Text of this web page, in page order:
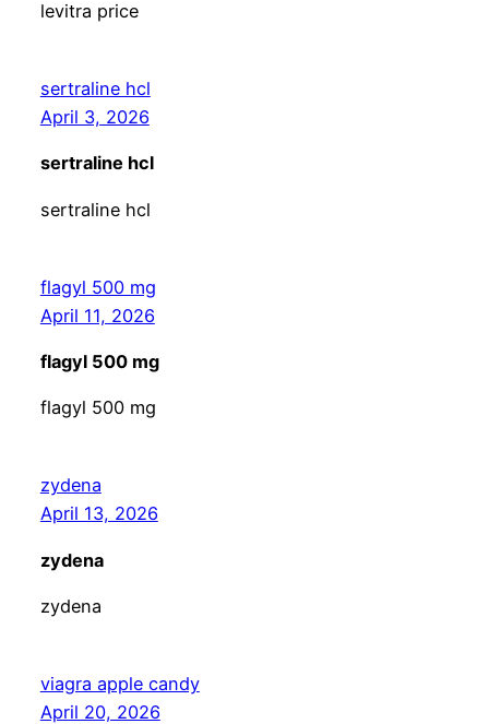
levitra price
sertraline hcl
April 3, 2026
sertraline hcl
sertraline hcl
flagyl 500 mg
April 11, 2026
flagyl 500 mg
flagyl 500 mg
zydena
April 13, 2026
zydena
zydena
viagra apple candy
April 20, 2026